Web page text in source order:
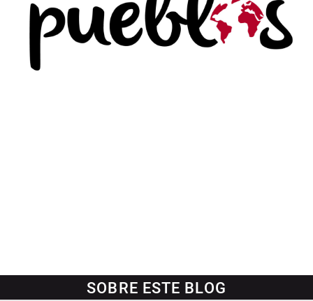
SOBRE ESTE BLOG